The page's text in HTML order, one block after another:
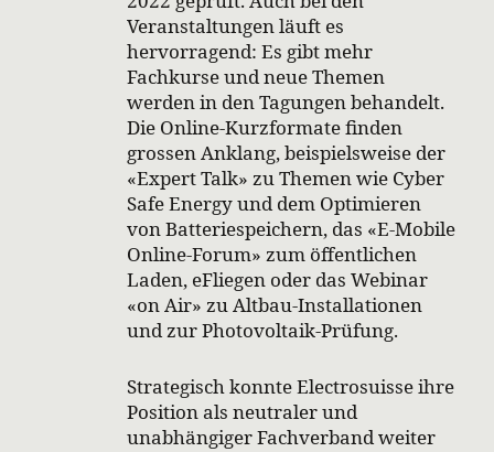
Veranstaltungen läuft es
hervorragend: Es gibt mehr
Fachkurse und neue Themen
werden in den Tagungen behandelt.
Die Online-Kurzformate finden
grossen Anklang, beispielsweise der
«Expert Talk» zu Themen wie Cyber
Safe Energy und dem Optimieren
von Batteriespeichern, das «E-Mobile
Online-Forum» zum öffentlichen
Laden, eFliegen oder das Webinar
«on Air» zu Altbau-Installationen
und zur Photovoltaik-Prüfung.
Strategisch konnte Electrosuisse ihre
Position als neutraler und
unabhängiger Fachverband weiter